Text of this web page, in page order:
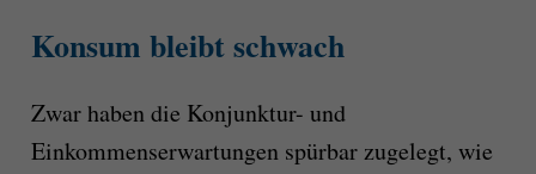
Konsum bleibt schwach
Zwar haben die Konjunktur- und
Einkommenserwartungen spürbar zugelegt, wie